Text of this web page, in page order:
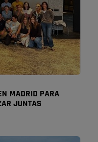
MADRID PARA
JUNTAS